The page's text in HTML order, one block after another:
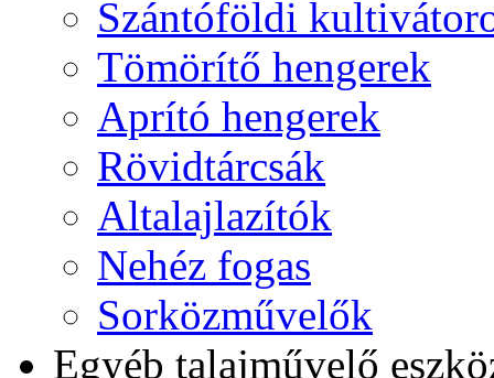
Szántóföldi
Tömörítő hengerek
Aprító hengerek
Rövidtárcsák
Altalajlazítók
Nehéz fogas
Sorközművelők
Egyéb talajművelő